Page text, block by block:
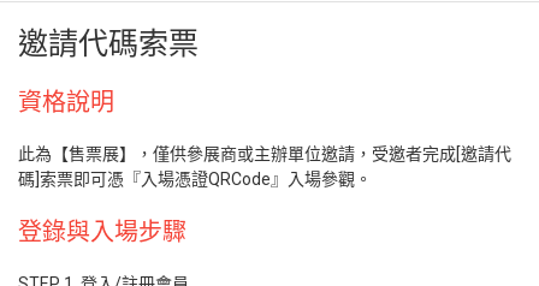
邀請代碼索票
資格說明
此為【售票展】，僅供參展商或主辦單位邀請，受邀者完成[邀請代
碼]索票即可憑『入場憑證QRCode』入場參觀。
登錄與入場步驟